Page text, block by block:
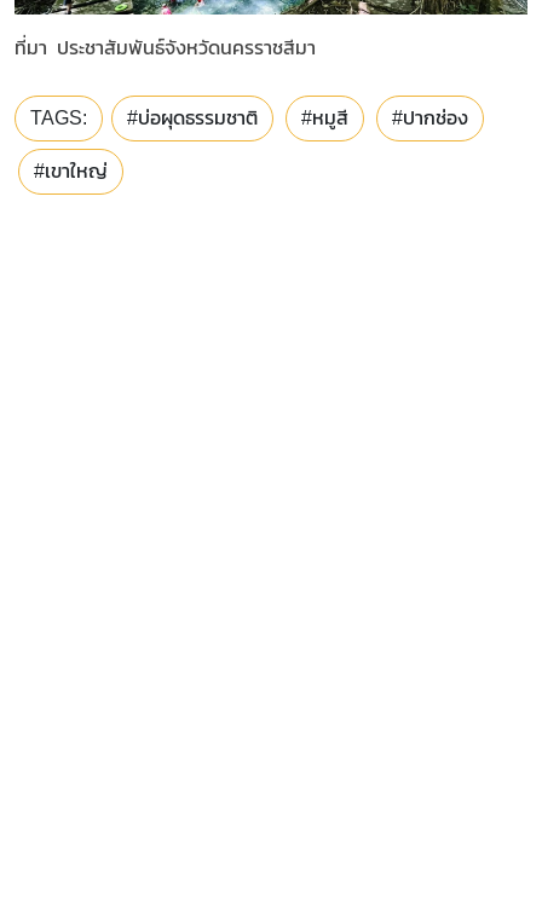
ที่มา ประชาสัมพันธ์จังหวัดนครราชสีมา
TAGS: #บ่อผุดธรรมชาติ #หมูสี #ปากช่อง
#เขาใหญ่